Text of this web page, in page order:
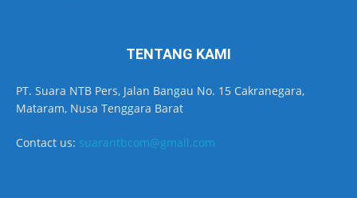
TENTANG KAMI
PT. Suara NTB Pers, Jalan Bangau No. 15 Cakranegara,
Mataram, Nusa Tenggara Barat
Contact us: suarantbcom@gmail.com